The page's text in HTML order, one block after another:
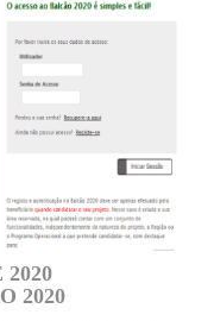
2020
2020